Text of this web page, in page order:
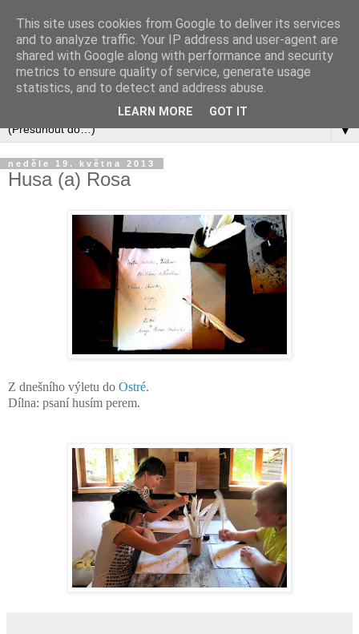
▼
neděle 19. května 2013
Husa (a) Rosa
Z dnešního výletu do Ostré.
Dílna: psaní husím perem.
This site uses cookies from Google to deliver its services
and to analyze traffic. Your IP address and user-agent are
shared with Google along with performance and security
metrics to ensure quality of service, generate usage
statistics, and to detect and address abuse.
LEARN MORE GOT IT